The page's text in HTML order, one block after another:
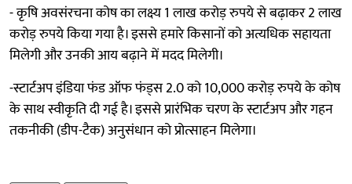
- कृषि अवसंरचना कोष का लक्ष्य 1 लाख करोड़ रुपये से बढ़ाकर 2 लाख
करोड़ रुपये किया गया है। इससे हमारे किसानों को अत्यधिक सहायता
मिलेगी और उनकी आय बढ़ाने में मदद मिलेगी।
-स्टार्टअप इंडिया फंड ऑफ फंड्स 2.0 को 10,000 करोड़ रुपये के कोष
के साथ स्वीकृति दी गई है। इससे प्रारंभिक चरण के स्टार्टअप और गहन
तकनीकी (डीप-टैक) अनुसंधान को प्रोत्साहन मिलेगा।